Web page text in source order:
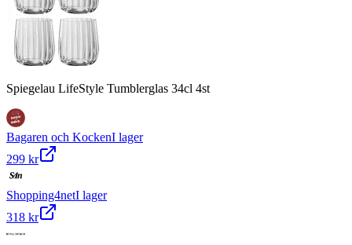
Spiegelau LifeStyle Tumblerglas 34cl 4st
Bagaren och KockenI lager
299 kr
Shopping4netI lager
318 kr